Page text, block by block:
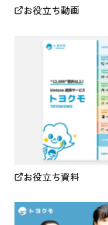
お役立ち動画
お役立ち資料